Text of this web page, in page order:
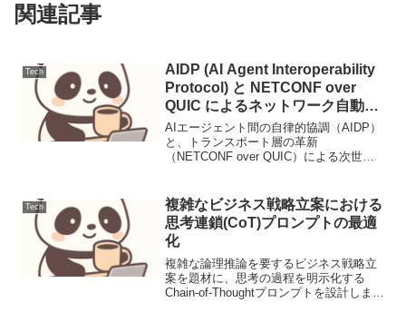
関連記事
Tech
AIDP (AI Agent Interoperability
Protocol) と NETCONF over
QUIC によるネットワーク自動化
の最前線
AIエージェント間の自律的協調（AIDP）
と、トランスポート層の革新
（NETCONF over QUIC）による次世代
Tech
複雑なビジネス戦略立案における
思考連鎖(CoT)プロンプトの最適
化
複雑な論理推論を要するビジネス戦略立
案を題材に、思考の過程を明示化する
Chain-of-Thoughtプロンプトを設計しま